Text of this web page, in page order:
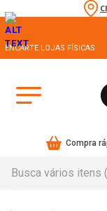
ENCARTE LOJAS FÍSICAS
Compra